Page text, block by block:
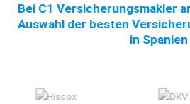
Bei C1 Versicherungsmakler
Auswahl der besten
in Spanien